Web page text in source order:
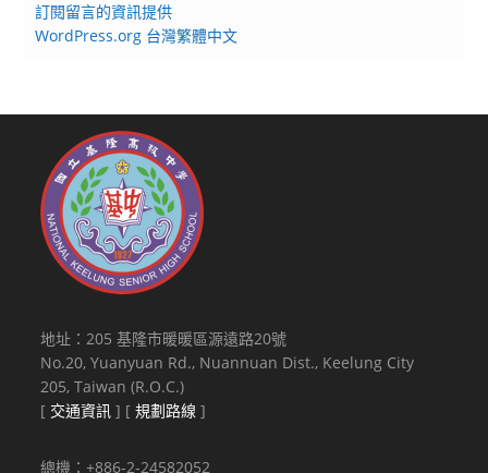
訂閱留言的資訊提供
WordPress.org 台灣繁體中文
地址：205 基隆市暖暖區源遠路20號
No.20, Yuanyuan Rd., Nuannuan Dist., Keelung City
205, Taiwan (R.O.C.)
[ 交通資訊 ] [規劃路線 ]
總機：+886-2-24582052